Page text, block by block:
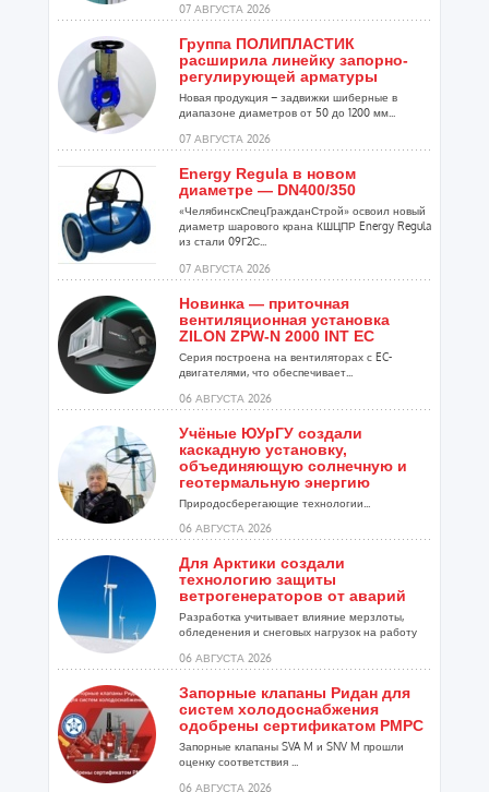
07 АВГУСТА 2026
Группа ПОЛИПЛАСТИК
расширила линейку запорно-
регулирующей арматуры
Новая продукция – задвижки шиберные в
диапазоне диаметров от 50 до 1200 мм...
07 АВГУСТА 2026
Energy Regula в новом
диаметре — DN400/350
«ЧелябинскСпецГражданСтрой» освоил новый
диаметр шарового крана КШЦПР Energy Regula
из стали 09Г2С...
07 АВГУСТА 2026
Новинка — приточная
вентиляционная установка
ZILON ZPW-N 2000 INT EC
Серия построена на вентиляторах с EC-
двигателями, что обеспечивает...
06 АВГУСТА 2026
Учёные ЮУрГУ создали
каскадную установку,
объединяющую солнечную и
геотермальную энергию
Природосберегающие технологии...
06 АВГУСТА 2026
Для Арктики создали
технологию защиты
ветрогенераторов от аварий
Разработка учитывает влияние мерзлоты,
обледенения и снеговых нагрузок на работу
06 АВГУСТА 2026
Запорные клапаны Ридан для
систем холодоснабжения
одобрены сертификатом РМРС
Запорные клапаны SVA M и SNV M прошли
оценку соответствия ...
06 АВГУСТА 2026